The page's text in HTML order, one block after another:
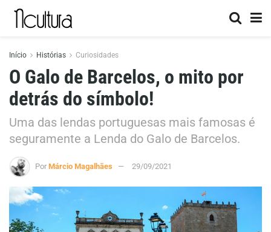
Início Histórias Curiosidades
O Galo de Barcelos, o mito por
detrás do símbolo!
Uma das lendas portuguesas mais famosas é
seguramente a Lenda do Galo de Barcelos.
Por Márcio Magalhães 29/09/2021